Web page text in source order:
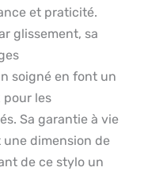
et praticité.
glissement, sa
soigné en font un
pour les
Sa garantie à vie
dimension de
de ce stylo un